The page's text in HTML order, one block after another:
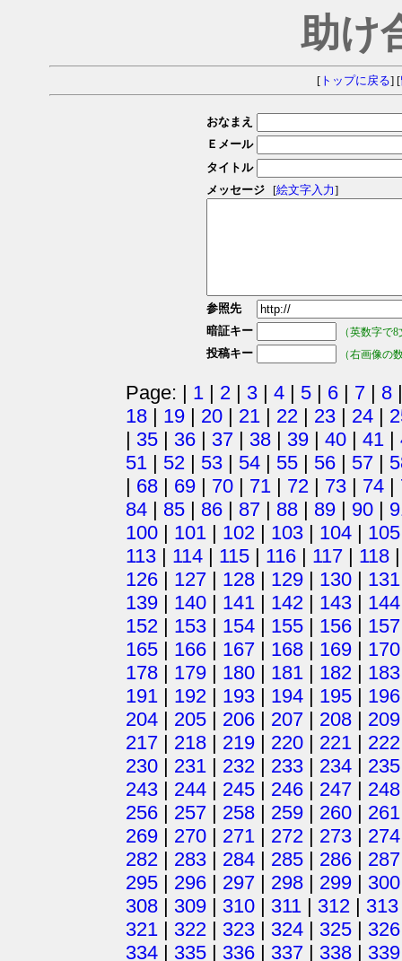
助け
[トップに戻る] [
おなまえ
Ｅメール
タイトル
メッセージ
[絵文字入力]
参照先
暗証キー
（英数字で
投稿キー （右画像の
Page: | 1 | 2 | 3 | 4 | 5 | 6 | 7 | 8
18 | 19 | 20 | 21 | 22 | 23 | 24 |
| 35 | 36 | 37 | 38 | 39 | 40 | 41 |
51 | 52 | 53 | 54 | 55 | 56 | 57 |
| 68 | 69 | 70 | 71 | 72 | 73 | 74 |
84 | 85 | 86 | 87 | 88 | 89 | 90 |
100 | 101 | 102 | 103 | 104 | 105
113 | 114 | 115 | 116 | 117 | 118
126 | 127 | 128 | 129 | 130 | 131
139 | 140 | 141 | 142 | 143 | 144
152 | 153 | 154 | 155 | 156 | 157
165 | 166 | 167 | 168 | 169 | 170
178 | 179 | 180 | 181 | 182 | 183
191 | 192 | 193 | 194 | 195 | 196
204 | 205 | 206 | 207 | 208 | 209
217 | 218 | 219 | 220 | 221 | 222
230 | 231 | 232 | 233 | 234 | 235
243 | 244 | 245 | 246 | 247 | 248
256 | 257 | 258 | 259 | 260 | 261
269 | 270 | 271 | 272 | 273 | 274
282 | 283 | 284 | 285 | 286 | 287
295 | 296 | 297 | 298 | 299 | 300
308 | 309 | 310 | 311 | 312 | 313
321 | 322 | 323 | 324 | 325 | 326
334 | 335 | 336 | 337 | 338 | 339